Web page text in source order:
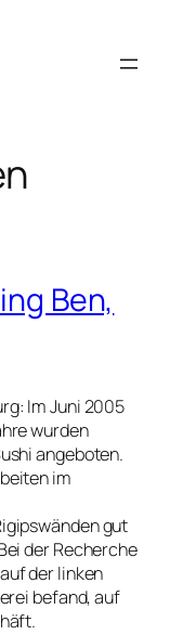
Ben,
Im Juni 2005
wurden
angeboten.
im
gut
der Recherche
der linken
befand, auf